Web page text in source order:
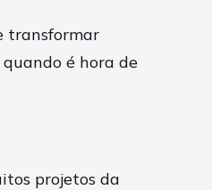
transformar
é hora de
projetos da